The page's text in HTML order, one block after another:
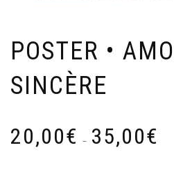
POSTER •
SINCÈRE
20,00€ – 35,00€